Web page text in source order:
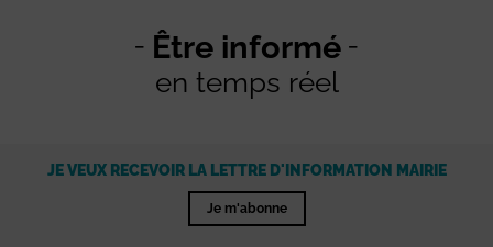
Être informé
en temps réel
JE VEUX RECEVOIR LA LETTRE D'INFORMATION MAIRIE
Je m'abonne